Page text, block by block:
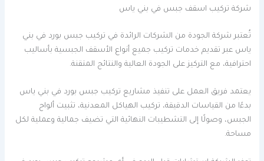
شركة تركيب اسقف جبس في بني ياس
تُعتبر شركة الجودة من الشركات الرائدة في تركيب جبس بورد في بني
ياس عبر تقديم خدمات تركيب جميع أنواع الأسقف الجبسية بأساليب
احترافية، مع التركيز على الجودة العالية والنتائج المتقنة.
يعتمد فريق العمل على تنفيذ مشاريع تركيب جبس بورد في بني ياس
بدءًا من القياسات الدقيقة، تركيب الهياكل المعدنية، تثبيت ألواح
الجبس، وصولًا إلى التشطيبات النهائية التي تضيف جمالية وعملية لكل
مساحة.